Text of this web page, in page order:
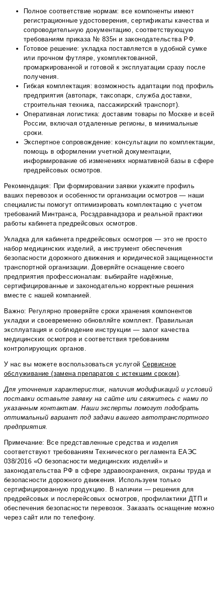
Полное соответствие нормам: все компоненты имеют
регистрационные удостоверения, сертификаты качества и
сопроводительную документацию, соответствующую
требованиям приказа № 835н и законодательства РФ.
Готовое решение: укладка поставляется в удобной сумке
или прочном футляре, укомплектованной,
промаркированной и готовой к эксплуатации сразу после
получения.
Гибкая комплектация: возможность адаптации под профиль
предприятия (автопарк, таксопарк, служба доставки,
строительная техника, пассажирский транспорт).
Оперативная логистика: доставим товары по Москве и всей
России, включая отдаленные регионы, в минимальные
сроки.
Экспертное сопровождение: консультации по комплектации,
помощь в оформлении учетной документации,
информирование об изменениях нормативной базы в сфере
предрейсовых осмотров.
Рекомендация: При формировании заявки укажите профиль
ваших перевозок и особенности организации осмотров — наши
специалисты помогут оптимизировать комплектацию с учетом
требований Минтранса, Росздравнадзора и реальной практики
работы кабинета предрейсовых осмотров.
Укладка для кабинета предрейсовых осмотров — это не просто
набор медицинских изделий, а инструмент обеспечения
безопасности дорожного движения и юридической защищенности
транспортной организации. Доверяйте оснащение своего
предприятия профессионалам: выбирайте надёжные,
сертифицированные и законодательно корректные решения
вместе с нашей компанией.
Важно: Регулярно проверяйте сроки хранения компонентов
укладки и своевременно обновляйте комплект. Правильная
эксплуатация и соблюдение инструкции — залог качества
медицинских осмотров и соответствия требованиям
контролирующих органов.
У нас вы можете воспользоваться услугой Сервисное
обслуживание (замена препаратов с истекшим сроком).
Для уточнения характеристик, наличия модификаций и условий
поставки оставьте заявку на сайте или свяжитесь с нами по
указанным контактам. Наши эксперты помогут подобрать
оптимальный вариант под задачи вашего автотранспортного
предприятия.
Примечание: Все представленные средства и изделия
соответствуют требованиям Технического регламента ЕАЭС
038/2016 «О безопасности медицинских изделий» и
законодательства РФ в сфере здравоохранения, охраны труда и
безопасности дорожного движения. Используем только
сертифицированную продукцию. В наличии — решения для
предрейсовых и послерейсовых осмотров, профилактики ДТП и
обеспечения безопасности перевозок. Заказать оснащение можно
через сайт или по телефону.